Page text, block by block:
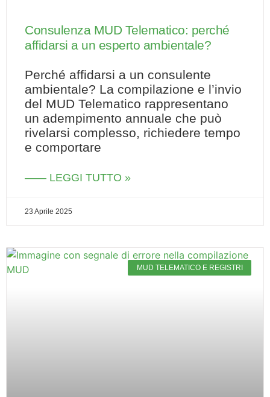
Consulenza MUD Telematico: perché
affidarsi a un esperto ambientale?
Perché affidarsi a un consulente
ambientale? La compilazione e l’invio
del MUD Telematico rappresentano
un adempimento annuale che può
rivelarsi complesso, richiedere tempo
e comportare
—— LEGGI TUTTO »
23 Aprile 2025
MUD TELEMATICO E REGISTRI